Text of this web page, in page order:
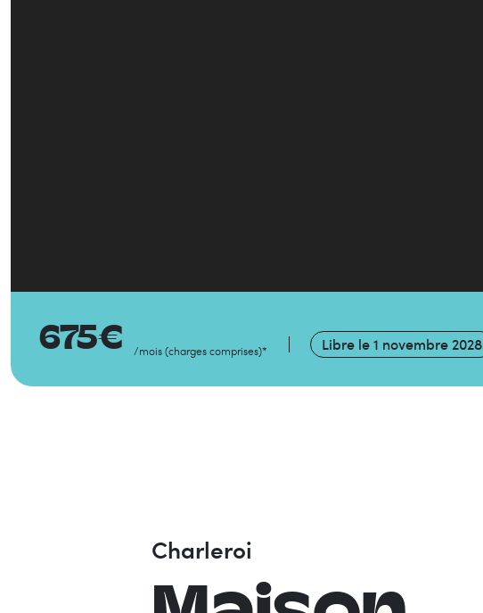
675€ /mois(charges comprises)* Libre le1 novembre 2028
Charleroi